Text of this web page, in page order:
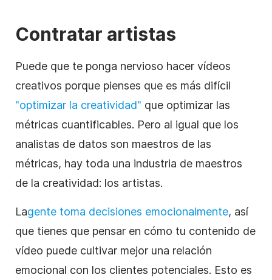
Contratar artistas
Puede que te ponga nervioso hacer vídeos
creativos porque pienses que es más difícil
"optimizar la creatividad" que optimizar las
métricas cuantificables. Pero al igual que los
analistas de datos son maestros de las
métricas, hay toda una industria de maestros
de la creatividad: los artistas.
Lagente toma decisiones emocionalmente, así
que tienes que pensar en cómo tu contenido de
vídeo puede cultivar mejor una relación
emocional con los clientes potenciales. Esto es